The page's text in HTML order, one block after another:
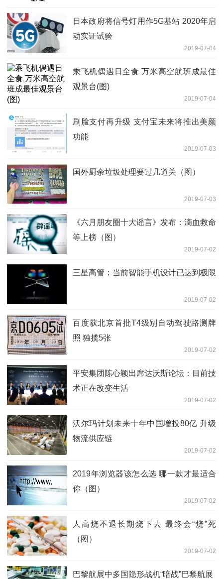
日本政府将信号灯用作5G基站 2020年启
动实证试验
2019-07-04
乘飞机偶遇日全食 万米高空航班成最佳
观景台(图)
2019-07-04
刷脸支付再升级 支付宝未来将推出美颜
功能
2019-07-03
国外厨余垃圾处理要过几道关（图）
2019-07-03
《六月朋友圈十大谣言》发布：滴血救命
等上榜（图）
2019-07-02
三星高管：当前智能手机设计已达到极限
2019-07-02
百度获北京首批T4级别自动驾驶路测牌
照 独揽5张
2019-07-02
平安集团陈心颖出席达沃斯论坛：目前技
术正在改变生活
2019-07-02
沃尔玛计划未来十年中国增投80亿 升级
物流供应链
2019-07-02
2019年浏览器该怎么选 哪一款才最适合
你（图）
2019-07-02
人高烧不退长期烧下去 最终会“烧”死
（图）
2019-07-02
巴黎航展中多国隐形战机“暗战”巴黎航展